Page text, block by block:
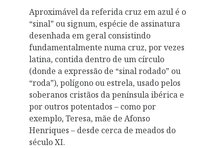
Aproximável da referida cruz em azul é o
“sinal” ou signum, espécie de assinatura
desenhada em geral consistindo
fundamentalmente numa cruz, por vezes
latina, contida dentro de um círculo
(donde a expressão de “sinal rodado” ou
“roda”), polígono ou estrela, usado pelos
soberanos cristãos da península ibérica e
por outros potentados – como por
exemplo, Teresa, mãe de Afonso
Henriques – desde cerca de meados do
século XI.